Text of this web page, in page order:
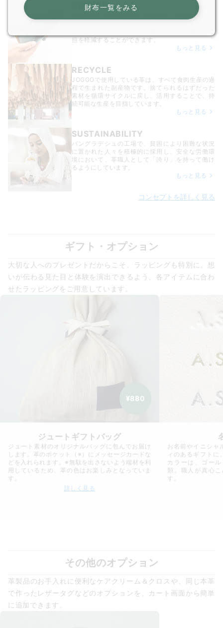
REDUCE
革は非常に耐久性の高い素材です。頻繁に物を買
ムを選ぶことで、無駄な生産を減らし環境への負
担を軽減することができます。
もっと見る
RECYCLE
JOGGOで使用している革は、すべて食肉生産の過
程で生まれた副産物です。捨てられるはずだった
素材を循環サイクルに戻し、活用することで、持
続可能な生産を目指しています。
もっと見る
SUSTAINABILITY
バングラデシュの工場で、貧困により困難な状況
に置かれた人々を積極的に採用し、安全な労働環
境において、革職人として「誇り」を持って働け
るようにしています。
もっと見る
コンセプトを詳しく見る
ギフト・オプション
大切な人へのプレゼントだからこそ、ラッピングも特別に。想
いが伝わる見た目と体験を演出できるよう、各アイテムに合わ
せたラッピングをご用意しています。
¥880
ジュートギフトバッグ
ジュート素材のオリジナルバッグに包んでお届け
します。革のポケット（※）にメッセージカードな
どを入れられます。※無駄を出さないよう端材を利
用しているため、革の色はお楽しみとなっていま
す。
詳しく見る
お名前やイニシャ
ィのあるギフトに
カラーは、ゴー
類。職人が真心
す。
その他のオプション
革製品のお手入れに便利なケアクリーム＆クロスや、同じ本革
で作ったレザータグなどのオプションを、カート画面から簡単
に追加できます。
財布一覧をみる